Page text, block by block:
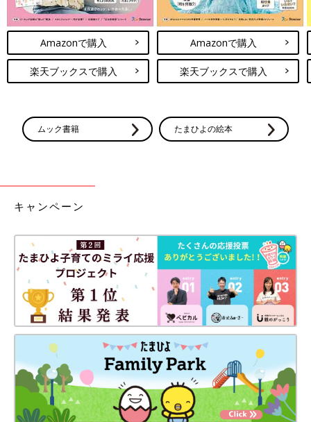
離乳食は進化している…！！離乳食の参考書も必見です。
――母乳を卒業したら、次は離乳食問題。よく作っていた離乳食
がありましたら教えてください。
「野菜の粉末と粉末おかゆは常備をしており、それらを混ぜたも
のはよく作っていました。ゴボウやれんこん、ブロッコリーな
ど、細かくするのが面倒な野菜は粉末がとても便利です。
離乳食準備で特に役に立ったのは「ぶんぶんチョッパー」です。
子どもには野菜をたくさんとってほしかったので、ぶんぶんチョ
Amazonで購入
楽天ブックスで購入
Amazonで購入
楽天ブックスで購入
ムック書籍 たまひよの絵本
キャンペーン